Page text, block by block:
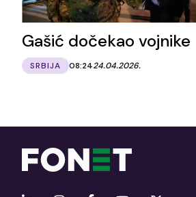
Gašić dočekao vojnike
SRBIJA 08:2424.04.2026.